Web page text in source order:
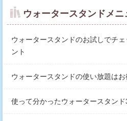
ウォータースタンドメニ
ウォータースタンドのお試しでチ
ント
ウォータースタンドの使い放題はお
使って分かったウォータースタンド